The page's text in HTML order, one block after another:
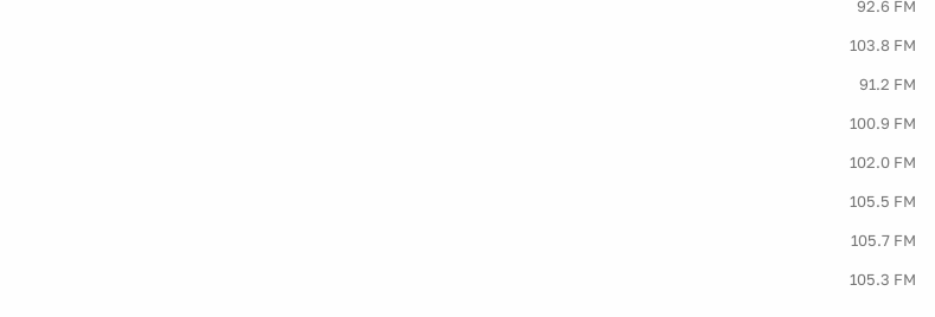
92.6 FM
103.8 FM
91.2 FM
100.9 FM
102.0 FM
105.5 FM
105.7 FM
105.3 FM